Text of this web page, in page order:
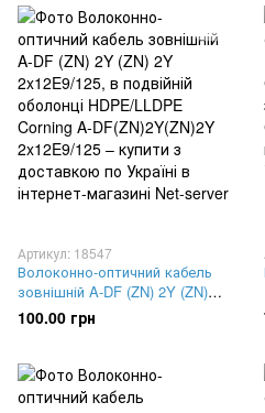
Артикул: 18547
Волоконно-оптичний кабель
зовнішній A-DF (ZN) 2Y (ZN)
2Y 2x12E9/125, в подвійній
оболонці HDPE/LLDPE Corning
100.00 грн